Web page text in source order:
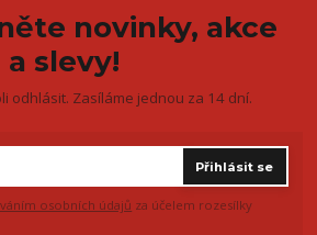
novinky, akce
a slevy!
odhlásit. Zasíláme jednou za 14 dní.
Přihlásit se
osobních údajů za účelem rozesílky